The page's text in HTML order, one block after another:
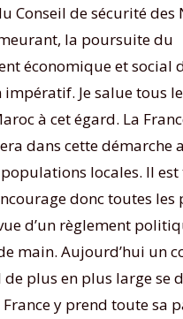
Conseil de sécurité des
la poursuite du
économique et social
impératif. Je salue tous
à cet égard. La
dans cette démarche
locales. Il est
donc toutes
d’un règlement
main. Aujourd’hui un
plus en plus large se
France y prend toute sa